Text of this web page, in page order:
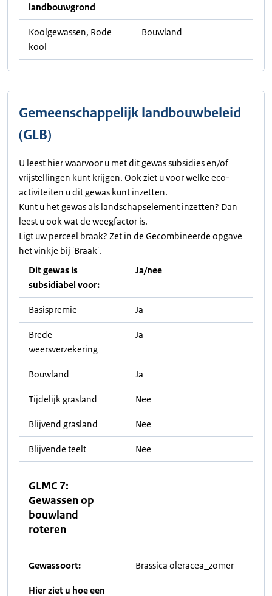
landbouwgrond
Koolgewassen, Rode
kool
Bouwland
Gemeenschappelijk landbouwbeleid
(GLB)
U leest hier waarvoor u met dit gewas subsidies en/of
vrijstellingen kunt krijgen. Ook ziet u voor welke eco-
activiteiten u dit gewas kunt inzetten.
Kunt u het gewas als landschapselement inzetten? Dan
leest u ook wat de weegfactor is.
Ligt uw perceel braak? Zet in de Gecombineerde opgave
het vinkje bij 'Braak'.
Dit gewas is
subsidiabel voor:
Ja/nee
Basispremie Ja
Brede
weersverzekering
Ja
Bouwland Ja
Tijdelijk grasland Nee
Blijvend grasland Nee
Blijvende teelt Nee
GLMC 7:
Gewassen op
bouwland
roteren
Gewassoort: Brassica oleracea_zomer
Hier ziet u hoe een